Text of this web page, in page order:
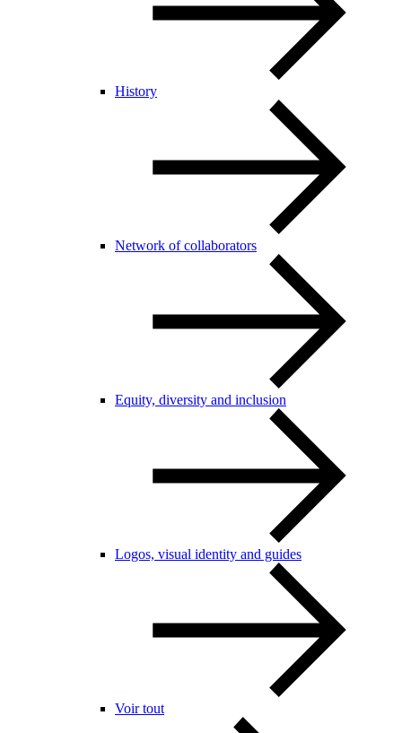
History
Network of collaborators
Equity, diversity and inclusion
Logos, visual identity and guides
Voir tout